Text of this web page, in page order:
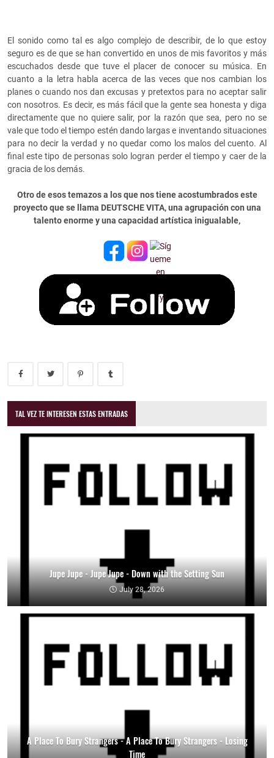
El sonido como tal es algo complejo de describir, de lo que estoy
seguro es de que se han convertido en unos de mis favoritos y más
escuchados desde que tuve el placer de conocer su música. En
cuanto a la letra habla acerca de las veces que nos cambian los
planes o cuando nos dan excusas y pretextos para no aceptar salir
con nosotros. Es decir, es más fácil que la gente sea honesta y diga
directamente que no quiere salir, por la razón que sea, pero no se
vale que todo el tiempo estén dando largas e inventando situaciones
para no decir la verdad y no quedar como los malos del cuento. Al
final este tipo de personas solo logran perder el tiempo y caer de la
gracia de los demás.
Otro de esos temazos a los que nos tiene acostumbrados este
proyecto que se llama DEUTSCHE VITA, una agrupación con una
talento enorme y una capacidad artística inigualable,
TAL VEZ TE INTERESEN ESTAS ENTRADAS
Jupe Jupe - Jupe Jupe - Down with the Setting Sun
July 28, 2026
A Place To Bury Strangers - A Place To Bury Strangers - Losing
Time